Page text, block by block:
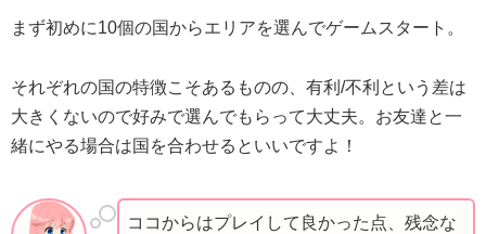
まず初めに10個の国からエリアを選んでゲームスタート。
それぞれの国の特徴こそあるものの、有利/不利という差は
大きくないので好みで選んでもらって大丈夫。お友達と一
緒にやる場合は国を合わせるといいですよ！
ココからはプレイして良かった点、残念な